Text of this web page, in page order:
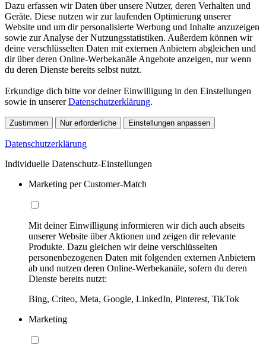
Dazu erfassen wir Daten über unsere Nutzer, deren Verhalten und
Geräte. Diese nutzen wir zur laufenden Optimierung unserer
Website und um dir personalisierte Werbung und Inhalte anzuzeigen
sowie zur Analyse der Nutzungsstatistiken. Außerdem können wir
deine verschlüsselten Daten mit externen Anbietern abgleichen und
dir über deren Online-Werbekanäle Angebote anzeigen, nur wenn
du deren Dienste bereits selbst nutzt.
Erkundige dich bitte vor deiner Einwilligung in den Einstellungen
sowie in unsererDatenschutzerklärung.
Zustimmen Nur erforderliche Einstellungen anpassen
Datenschutzerklärung
Individuelle Datenschutz-Einstellungen
Marketing per Customer-Match
Mit deiner Einwilligung informieren wir dich auch abseits
unserer Website über Aktionen und zeigen dir relevante
Produkte. Dazu gleichen wir deine verschlüsselten
personenbezogenen Daten mit folgenden externen Anbietern
ab und nutzen deren Online-Werbekanäle, sofern du deren
Dienste bereits nutzt:
Bing, Criteo, Meta, Google, LinkedIn, Pinterest, TikTok
Marketing